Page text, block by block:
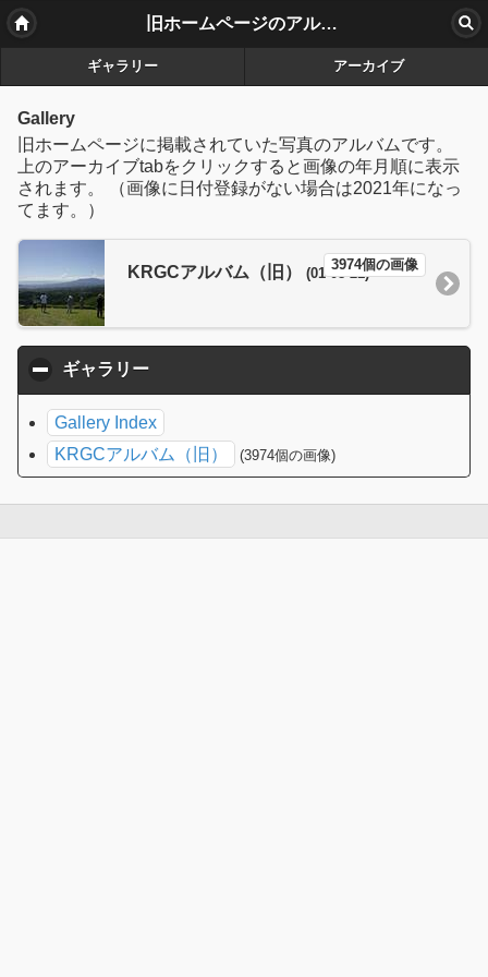
旧ホームページのアルバム
ギャラリー アーカイブ
Gallery
旧ホームページに掲載されていた写真のアルバムです。
上のアーカイブtabをクリックすると画像の年月順に表示
されます。 （画像に日付登録がない場合は2021年になっ
てます。）
KRGCアルバム（旧） (01-08-21)
3974個の画像
ギャラリー
Gallery Index
KRGCアルバム（旧）
(3974個の画像)